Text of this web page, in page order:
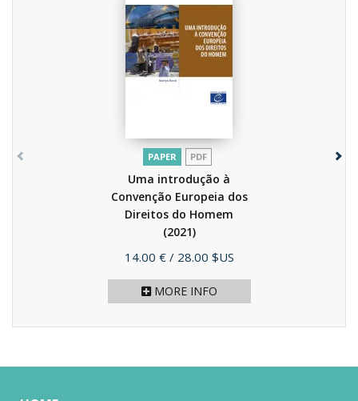
PAPER PDF
Uma introdução à
Convenção Europeia dos
Direitos do Homem
(2021)
Price
14.00 € / 28.00 $US
MORE INFO